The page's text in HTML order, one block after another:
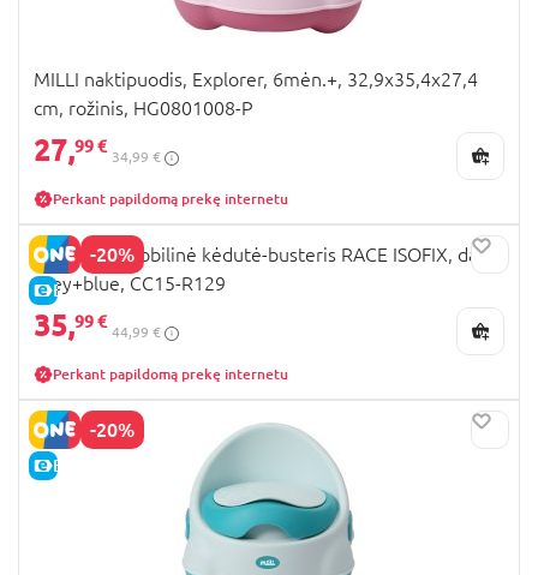
MILLI naktipuodis, Explorer, 6mėn.+, 32,9x35,4x27,4
cm, rožinis, HG0801008-P
27,99 €
34,99 €
Perkant papildomą prekę internetu
-20%
E-KAINA
MILLI automobilinė kėdutė-busteris RACE ISOFIX, dark
grey+blue, CC15-R129
35,99 €
44,99 €
Perkant papildomą prekę internetu
-20%
E-KAINA